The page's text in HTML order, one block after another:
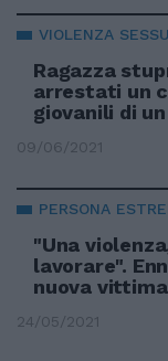
VIOLENZA
Ragazza
arrestati un
giovanili di
09/06/2021
PERSONA
"Una
lavorare".
nuova
24/05/2021